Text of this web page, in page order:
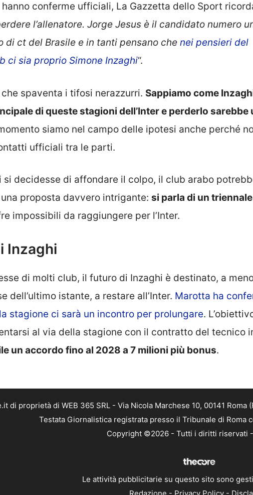
conferme ufficiali, La Gazzetta dello Sport
l’allenatore. Jorge Jesus è il candidato numero
di ct del Brasile e in tanti pensano che nei pensieri del
ci sia proprio Simone Inzaghi“.
spaventa i tifosi nerazzurri. Sappiamo come
di queste stagioni dell’Inter e perderlo sarebbe
siamo nel campo delle ipotesi anche perché
ufficiali tra le parti.
si decidesse di affondare il colpo, il club arabo
proposta davvero intrigante: si parla di un
impossibili da raggiungere per l’Inter.
Inzaghi
di molti club, il futuro di Inzaghi è destinato, a
dell’ultimo istante, a restare all’Inter. Marotta ha
stagione ci sarà un incontro per prolungare.
al via della stagione con il contratto del tecnico
un accordo fino al 2028 a 7 milioni più bonus.
di proprietà di WEB 365 SRL - Via Nicola Marchese 10, 00141 Roma
Testata Giornalistica registrata presso il Tribunale di Roma
Copyright ©2026 - Tutti i diritti riservati -
Le attività pubblicitarie su questo sito sono